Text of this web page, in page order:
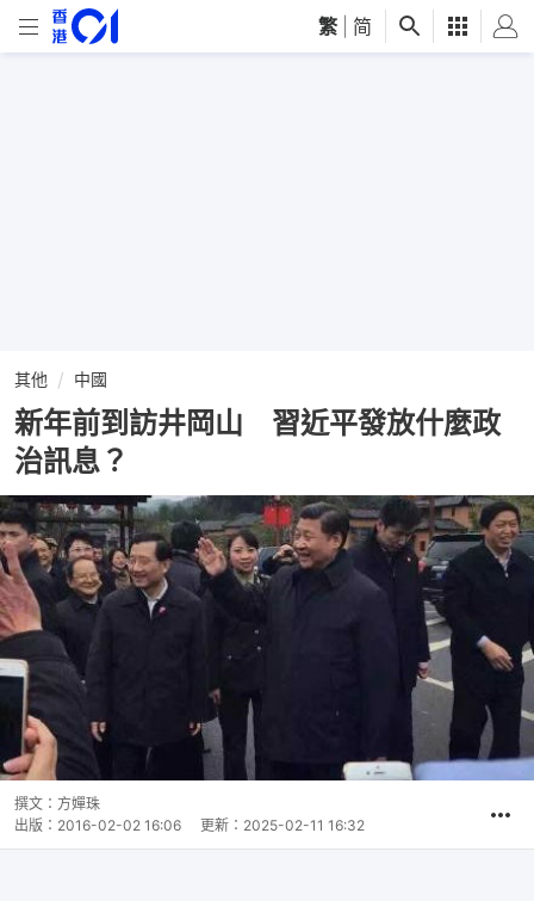
繁 简
其他 中國
新年前到訪井岡山 習近平發放什麼政
治訊息？
撰文： 方嬋珠
出版： 2016-02-02 16:06 更新： 2025-02-11 16:32